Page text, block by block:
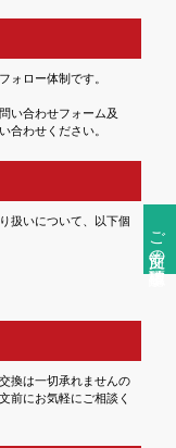
ご注文前の確認事項
ォロー体制です。
い合わせフォーム及
合わせください。
扱いについて、以下個
換は一切承れませんの
前にお気軽にご相談く